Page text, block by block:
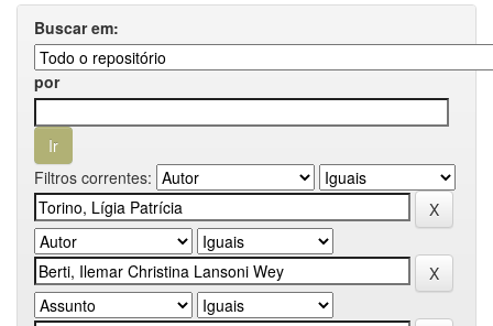
Buscar em:
por
Filtros correntes: